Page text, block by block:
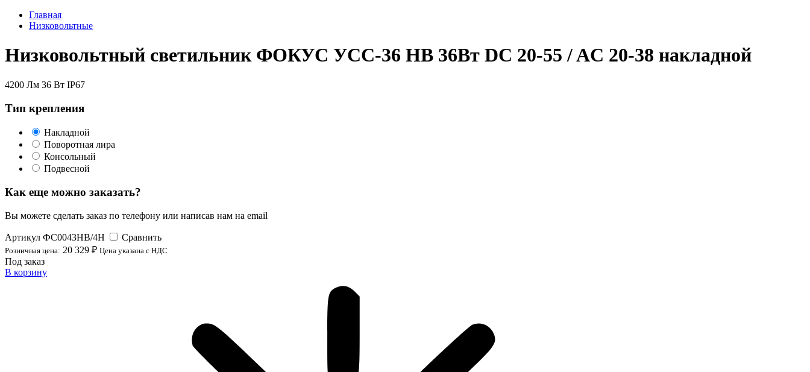
Главная
Низковольтные
Низковольтный светильник ФОКУС УСС-36 НВ 36Вт DC 20-55 / AC 20-38 накладной
4200 Лм 36 Вт IP67
Тип крепления
Накладной
Поворотная лира
Консольный
Подвесной
Как еще можно заказать?
Вы можете сделать заказ по телефону или написав нам на email
Артикул ФС0043НВ/4Н Сравнить
Розничная цена: 20 329 ₽ Цена указана с НДС
Под заказ
В корзину